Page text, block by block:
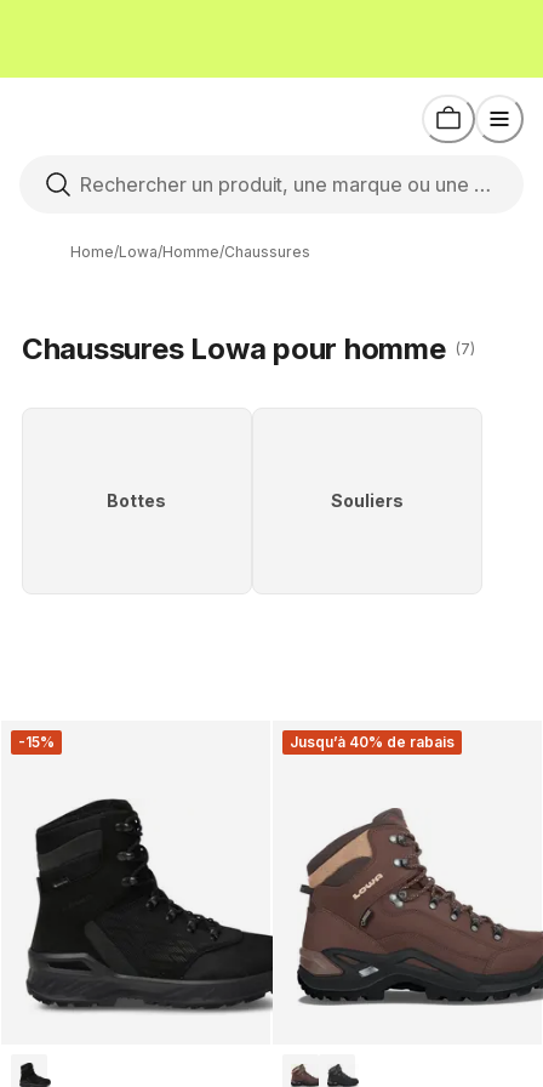
Home/Lowa/Homme/Chaussures
Chaussures Lowa pour homme (7)
Bottes Souliers
-15% Jusqu’à 40% de rabais